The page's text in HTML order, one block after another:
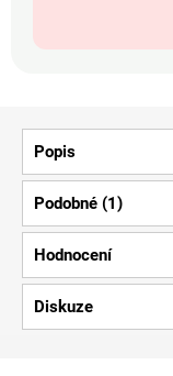
Popis
Podobné (1)
Hodnocení
Diskuze